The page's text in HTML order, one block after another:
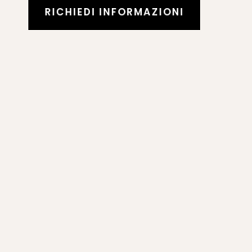
RICHIEDI INFORMAZIONI